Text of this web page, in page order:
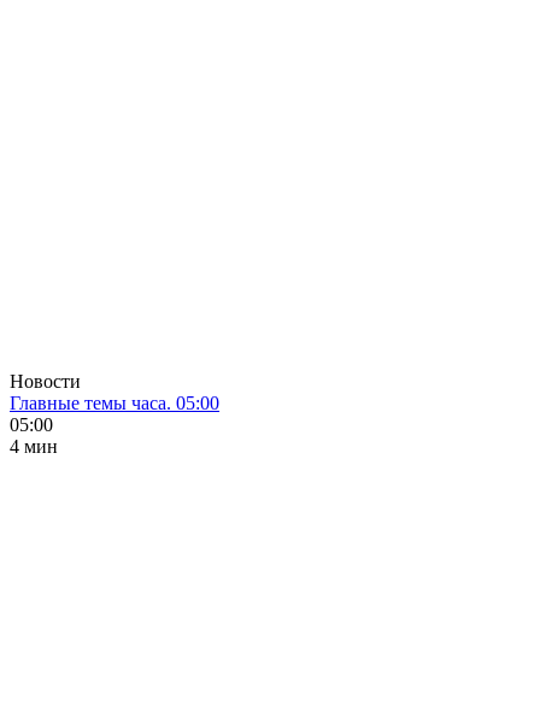
Новости
Главные темы часа. 05:00
05:00
4 мин